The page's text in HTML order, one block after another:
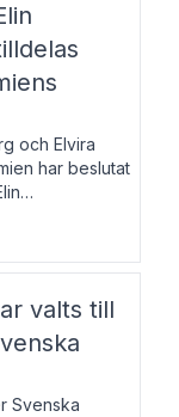
och Elvira
har beslutat
Priset är
lyfta fram
valts till
Svenska